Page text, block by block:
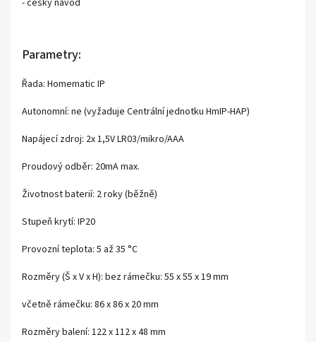
- český návod
Parametry:
Řada: Homematic IP
Autonomní: ne (vyžaduje Centrální jednotku HmIP-HAP)
Napájecí zdroj: 2x 1,5V LR03/mikro/AAA
Proudový odběr: 20mA max.
Životnost baterií: 2 roky (běžně)
Stupeň krytí: IP20
Provozní teplota: 5 až 35 °C
Rozměry (Š x V x H): bez rámečku: 55 x 55 x 19 mm
včetně rámečku: 86 x 86 x 20 mm
Rozměry balení: 122 x 112 x 48 mm